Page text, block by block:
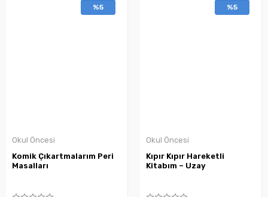
%5
Okul Öncesi
Komik Çıkartmalarım Peri
Masalları
%5
Okul Öncesi
Kıpır Kıpır Hareketli
Kitabım – Uzay